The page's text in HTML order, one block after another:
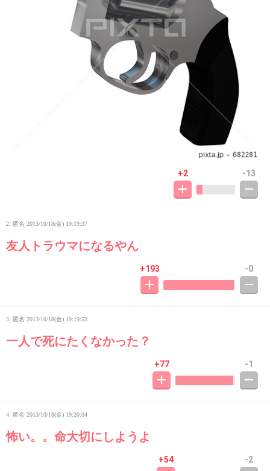
+2 -13
2. 匿名 2013/10/18(金) 19:19:37
友人トラウマになるやん
+193 -0
3. 匿名 2013/10/18(金) 19:19:53
一人で死にたくなかった？
+77 -1
4. 匿名 2013/10/18(金) 19:20:04
怖い。。命大切にしようよ
+54 -2